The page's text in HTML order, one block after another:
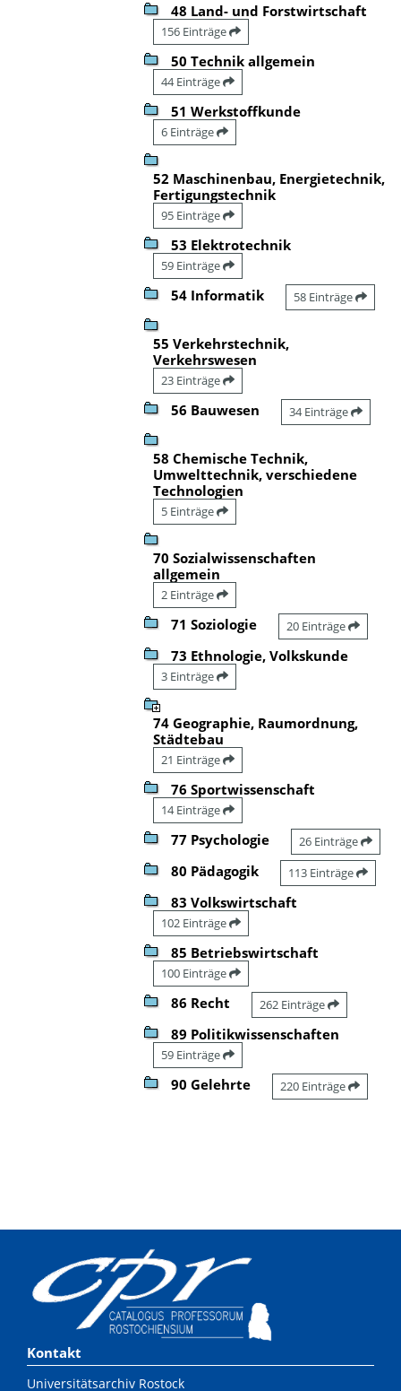
48 Land- und Forstwirtschaft
156 Einträge
50 Technik allgemein
44 Einträge
51 Werkstoffkunde
6 Einträge
52 Maschinenbau, Energietechnik,
Fertigungstechnik
95 Einträge
53 Elektrotechnik
59 Einträge
54 Informatik 58 Einträge
55 Verkehrstechnik,
Verkehrswesen
23 Einträge
56 Bauwesen 34 Einträge
58 Chemische Technik,
Umwelttechnik, verschiedene
Technologien
5 Einträge
70 Sozialwissenschaften
allgemein
2 Einträge
71 Soziologie 20 Einträge
73 Ethnologie, Volkskunde
3 Einträge
74 Geographie, Raumordnung,
Städtebau
21 Einträge
76 Sportwissenschaft
14 Einträge
77 Psychologie 26 Einträge
80 Pädagogik 113 Einträge
83 Volkswirtschaft
102 Einträge
85 Betriebswirtschaft
100 Einträge
86 Recht 262 Einträge
89 Politikwissenschaften
59 Einträge
90 Gelehrte 220 Einträge
Kontakt
Universitätsarchiv Rostock